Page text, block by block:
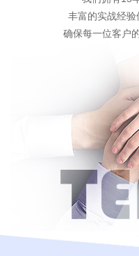
丰富的实战经
确保每一位客户